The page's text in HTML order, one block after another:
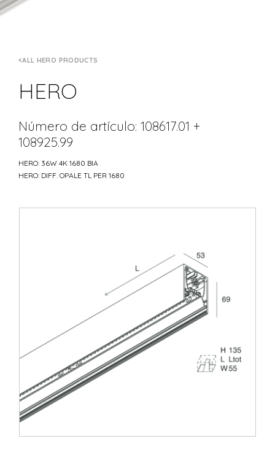
ALL HERO PRODUCTS
HERO
Número de artículo: 108617.01 +
108925.99
HERO: 36W 4K 1680 BIA
HERO: DIFF. OPALE TL PER 1680